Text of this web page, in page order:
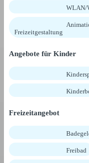
WLAN/
Freizeitgestaltung
Angebote für Kinder
Freizeitangebot
Freibad